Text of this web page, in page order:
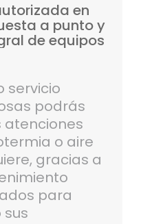
en
a puntoy
deequipos
servicio
podrás
o aire
gracias a
para